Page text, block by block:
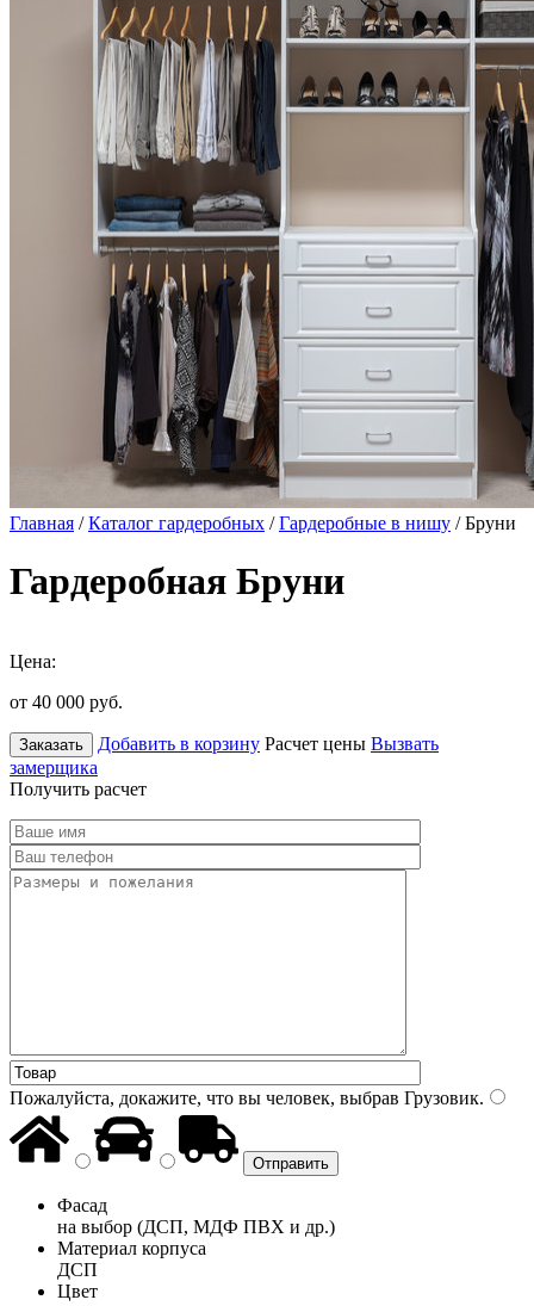
Главная /Каталог гардеробных /Гардеробные в нишу / Бруни
Гардеробная Бруни
Цена:
от 40 000 руб.
Заказать Добавить в корзину Расчет цены Вызвать
замерщика
Получить расчет
Пожалуйста, докажите, что вы человек, выбрав Грузовик.
Фасад
на выбор (ДСП, МДФ ПВХ и др.)
Материал корпуса
ДСП
Цвет